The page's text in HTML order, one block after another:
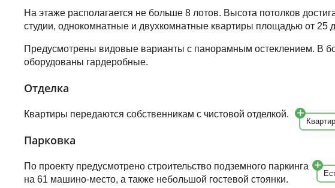
На этаже располагается не больше 8 лотов. Высота потолков
студии, однокомнатные и двухкомнатные квартиры площадью от 25
Предусмотрены видовые варианты с панорамным остеклением. В
оборудованы гардеробные.
Отделка
Квартиры передаются собственникам с чистовой отделкой.
Парковка
По проекту предусмотрено строительство подземного паркинга
на 61 машино-место, а также небольшой гостевой стоянки.